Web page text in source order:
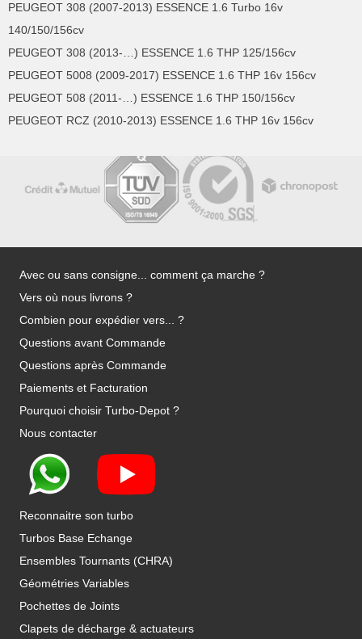
PEUGEOT 308 (2007-2013) ESSENCE 1.6 Turbo 16v
140/150/156cv
PEUGEOT 308 (2013-…) ESSENCE 1.6 THP 125/156cv
PEUGEOT 5008 (2009-2017) ESSENCE 1.6 THP 16v 156cv
PEUGEOT 508 (2011-…) ESSENCE 1.6 THP 150/156cv
PEUGEOT RCZ (2010-2013) ESSENCE 1.6 THP 16v 156cv
Avec ou sans consigne... comment ça marche ?
Vers où nous livrons ?
Combien pour expédier vers... ?
Questions avant Commande
Questions après Commande
Paiements et Facturation
Pourquoi choisir Turbo-Depot ?
Nous contacter
Reconnaitre son turbo
Turbos Base Echange
Ensembles Tournants (CHRA)
Géométries Variables
Pochettes de Joints
Clapets de décharge & actuateurs